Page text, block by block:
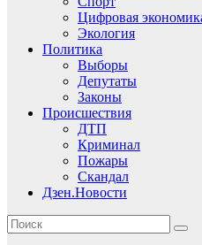
Цифровая
Экология
Политика
Выборы
Депутаты
Законы
Происшествия
ДТП
Криминал
Пожары
Скандал
Дзен.Новости